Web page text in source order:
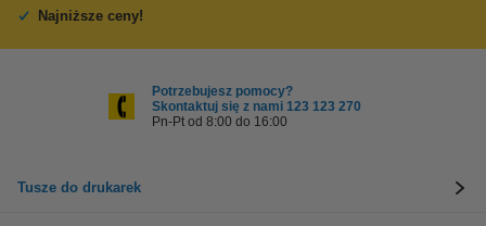
Najniższe ceny!
Potrzebujesz pomocy?
Skontaktuj się z nami 123 123 270
Pn-Pt od 8:00 do 16:00
Tusze do drukarek